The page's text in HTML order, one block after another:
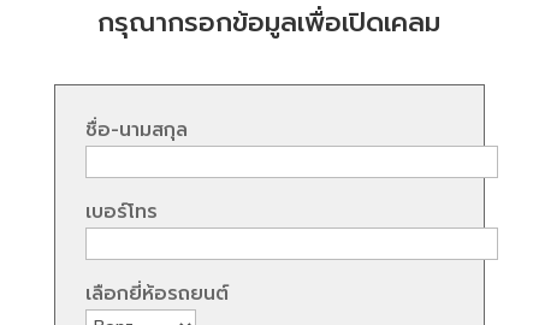
กรุณากรอกข้อมูลเพื่อเปิดเคลม
ชื่อ-นามสกุล
เบอร์โทร
เลือกยี่ห้อรถยนต์